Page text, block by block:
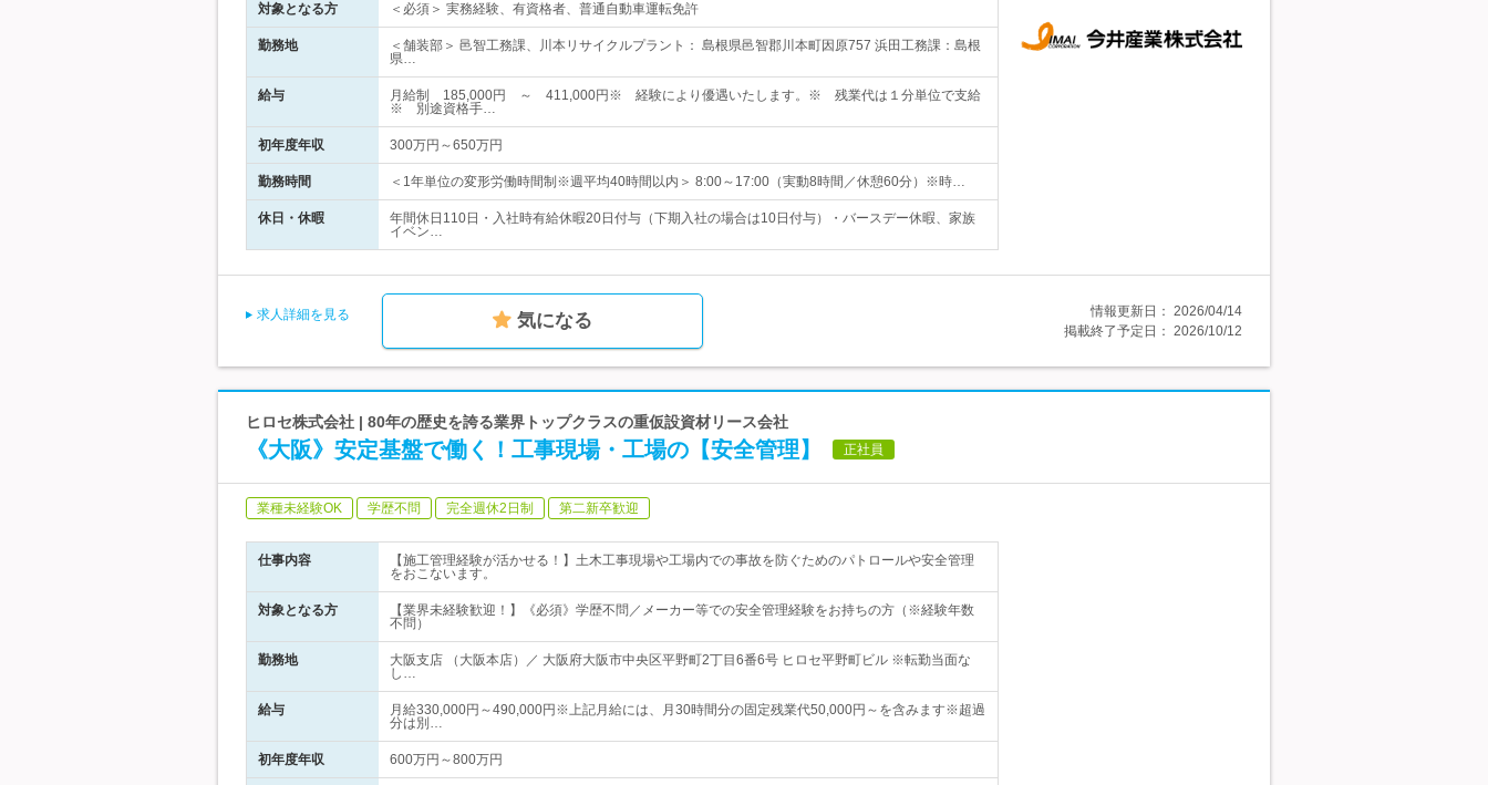
対象となる方 ＜必須＞ 実務経験、有資格者、普通自動車運転免許
勤務地
＜舗装部＞ 邑智工務課、川本リサイクルプラント： 島根県邑智郡川本町因原757 浜田工務課：島根
県…
給与
月給制 185,000円 ～ 411,000円※ 経験により優遇いたします。※ 残業代は１分単位で支給
※ 別途資格手…
初年度年収 300万円～650万円
勤務時間 ＜1年単位の変形労働時間制※週平均40時間以内＞ 8:00～17:00（実動8時間／休憩60分）※時…
休日・休暇
年間休日110日・入社時有給休暇20日付与（下期入社の場合は10日付与）・バースデー休暇、家族
イベン…
求人詳細を見る 気になる 情報更新日： 2026/04/14
掲載終了予定日： 2026/10/12
ヒロセ株式会社 | 80年の歴史を誇る業界トップクラスの重仮設資材リース会社
《大阪》安定基盤で働く！工事現場・工場の【安全管理】 正社員
業種未経験OK 学歴不問 完全週休2日制 第二新卒歓迎
仕事内容
【施工管理経験が活かせる！】土木工事現場や工場内での事故を防ぐためのパトロールや安全管理
をおこないます。
対象となる方
【業界未経験歓迎！】《必須》学歴不問／メーカー等での安全管理経験をお持ちの方（※経験年数
不問）
勤務地
大阪支店 （大阪本店）／ 大阪府大阪市中央区平野町2丁目6番6号 ヒロセ平野町ビル ※転勤当面な
し…
給与
月給330,000円～490,000円※上記月給には、月30時間分の固定残業代50,000円～を含みます※超過
分は別…
初年度年収 600万円～800万円